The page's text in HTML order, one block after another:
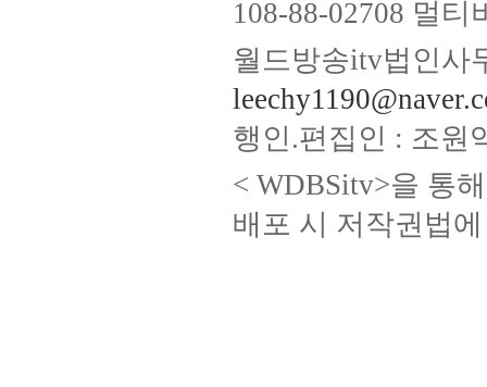
108-88-02708 멀
월드방송itv법인사
행인.편집인 : 조원
< WDBSitv>을 통
배포 시 저작권법